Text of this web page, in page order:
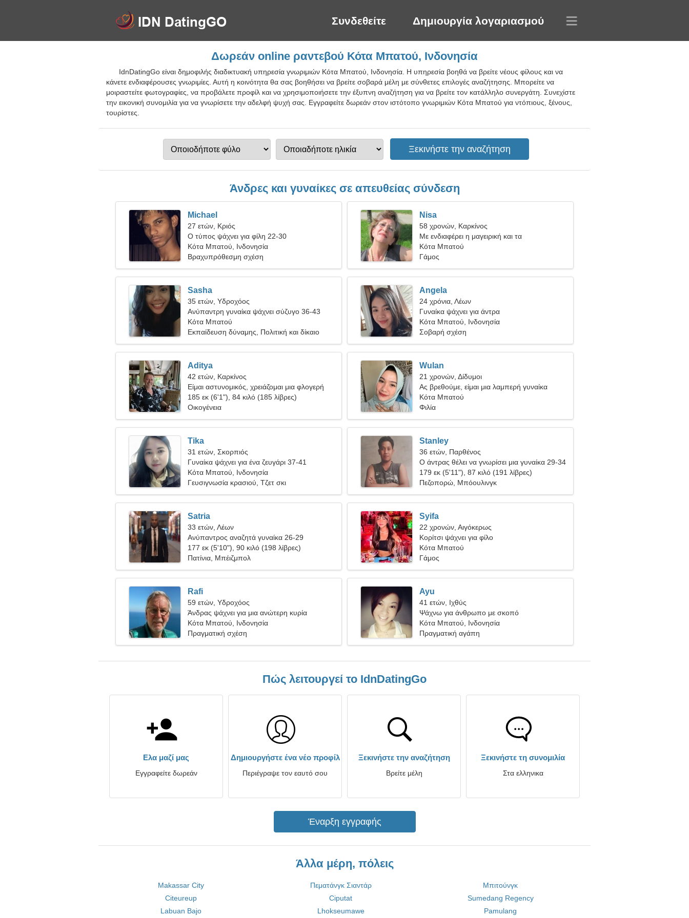
Συνδεθείτε Δημιουργία λογαριασμού
Δωρεάν online ραντεβού Κότα Μπατού, Ινδονησία
IdnDatingGo είναι δημοφιλής διαδικτυακή υπηρεσία γνωριμιών Κότα Μπατού, Ινδονησία. Η υπηρεσία βοηθά να βρείτε νέους φίλους και να
κάνετε ενδιαφέρουσες γνωριμίες. Αυτή η κοινότητα θα σας βοηθήσει να βρείτε σοβαρά μέλη με σύνθετες επιλογές αναζήτησης. Μπορείτε να
μοιραστείτε φωτογραφίες, να προβάλετε προφίλ και να χρησιμοποιήσετε την έξυπνη αναζήτηση για να βρείτε τον κατάλληλο συνεργάτη. Συνεχίστε
την εικονική συνομιλία για να γνωρίσετε την αδελφή ψυχή σας. Εγγραφείτε δωρεάν στον ιστότοπο γνωριμιών Κότα Μπατού για ντόπιους, ξένους,
τουρίστες.
Άνδρες και γυναίκες σε απευθείας σύνδεση
Michael
27 ετών, Κριός
Ο τύπος ψάχνει για φίλη 22-30
Κότα Μπατού, Ινδονησία
Βραχυπρόθεσμη σχέση
Nisa
58 χρονών, Καρκίνος
Με ενδιαφέρει η μαγειρική και τα
βιντεοπαιχνίδια
Κότα Μπατού
Γάμος
Sasha
35 ετών, Υδροχόος
Ανύπαντρη γυναίκα ψάχνει σύζυγο 36-43
Κότα Μπατού
Εκπαίδευση δύναμης, Πολιτική και δίκαιο
Angela
24 χρόνια, Λέων
Γυναίκα ψάχνει για άντρα
Κότα Μπατού, Ινδονησία
Σοβαρή σχέση
Aditya
42 ετών, Καρκίνος
Είμαι αστυνομικός, χρειάζομαι μια φλογερή
γυναίκα
185 εκ (6'1"), 84 κιλό (185 λίβρες)
Οικογένεια
Wulan
21 χρονών, Δίδυμοι
Ας βρεθούμε, είμαι μια λαμπερή γυναίκα
Κότα Μπατού
Φιλία
Tika
31 ετών, Σκορπιός
Γυναίκα ψάχνει για ένα ζευγάρι 37-41
Κότα Μπατού, Ινδονησία
Γευσιγνωσία κρασιού, Τζετ σκι
Stanley
36 ετών, Παρθένος
Ο άντρας θέλει να γνωρίσει μια γυναίκα 29-34
179 εκ (5'11"), 87 κιλό (191 λίβρες)
Πεζοπορώ, Μπόουλινγκ
Satria
33 ετών, Λέων
Ανύπαντρος αναζητά γυναίκα 26-29
177 εκ (5'10"), 90 κιλό (198 λίβρες)
Πατίνια, Μπέιζμπολ
Syifa
22 χρονών, Αιγόκερως
Κορίτσι ψάχνει για φίλο
Κότα Μπατού
Γάμος
Rafi
59 ετών, Υδροχόος
Άνδρας ψάχνει για μια ανώτερη κυρία
Κότα Μπατού, Ινδονησία
Πραγματική σχέση
Ayu
41 ετών, Ιχθύς
Ψάχνω για άνθρωπο με σκοπό
Κότα Μπατού, Ινδονησία
Πραγματική αγάπη
Πώς λειτουργεί το IdnDatingGo
Ελα μαζί μας
Εγγραφείτε δωρεάν
Δημιουργήστε ένα νέο προφίλ
Περιέγραψε τον εαυτό σου
Ξεκινήστε την αναζήτηση
Βρείτε μέλη
Ξεκινήστε τη συνομιλία
Στα ελληνικα
Έναρξη εγγραφής
Άλλα μέρη, πόλεις
Makassar City Πεματάνγκ Σιαντάρ
Μπιτούνγκ
Citeureup
Ciputat
Sumedang Regency
Labuan Bajo
Lhokseumawe Pamulang